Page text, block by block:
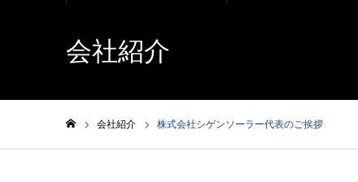
会社紹介
会社紹介 株式会社シゲンソーラー代表のご挨拶